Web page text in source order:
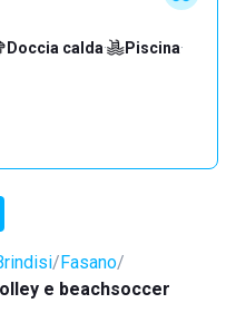
Doccia calda· Piscina·
Fasano
e beachsoccer